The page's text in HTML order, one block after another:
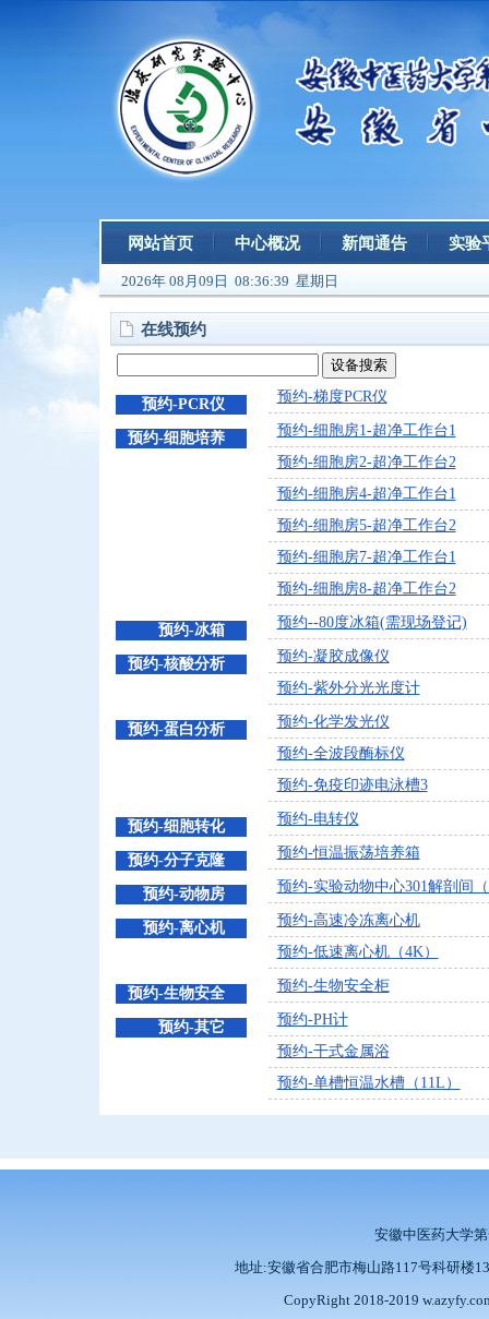
网站首页 中心概况 新闻通告 实验
2026年 08月09日 08:36:39 星期日
在线预约
预约-PCR仪 预约-梯度PCR仪
预约-细胞培养
预约-细胞房1-超净工作台1
预约-细胞房2-超净工作台2
预约-细胞房4-超净工作台1
预约-细胞房5-超净工作台2
预约-细胞房7-超净工作台1
预约-细胞房8-超净工作台2
预约-冰箱 预约--80度冰箱(需现场登记)
预约-核酸分析
预约-凝胶成像仪
预约-紫外分光光度计
预约-蛋白分析
预约-化学发光仪
预约-全波段酶标仪
预约-免疫印迹电泳槽3
预约-细胞转化 预约-电转仪
预约-分子克隆 预约-恒温振荡培养箱
预约-动物房 预约-实验动物中心301解剖间
预约-离心机
预约-高速冷冻离心机
预约-低速离心机（4K）
预约-生物安全 预约-生物安全柜
预约-其它
预约-PH计
预约-干式金属浴
预约-单槽恒温水槽（11L）
安徽中医药大学
地址:安徽省合肥市梅山路117号科研楼
CopyRight 2018-2019